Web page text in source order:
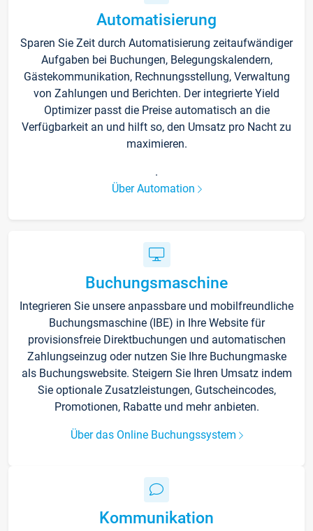
Automatisierung
Sparen Sie Zeit durch Automatisierung zeitaufwändiger
Aufgaben bei Buchungen, Belegungskalendern,
Gästekommunikation, Rechnungsstellung, Verwaltung
von Zahlungen und Berichten. Der integrierte Yield
Optimizer passt die Preise automatisch an die
Verfügbarkeit an und hilft so, den Umsatz pro Nacht zu
maximieren.
.
Über Automation
Buchungsmaschine
Integrieren Sie unsere anpassbare und mobilfreundliche
Buchungsmaschine (IBE) in Ihre Website für
provisionsfreie Direktbuchungen und automatischen
Zahlungseinzug oder nutzen Sie Ihre Buchungmaske
als Buchungswebsite. Steigern Sie Ihren Umsatz indem
Sie optionale Zusatzleistungen, Gutscheincodes,
Promotionen, Rabatte und mehr anbieten.
Über das Online Buchungssystem
Kommunikation